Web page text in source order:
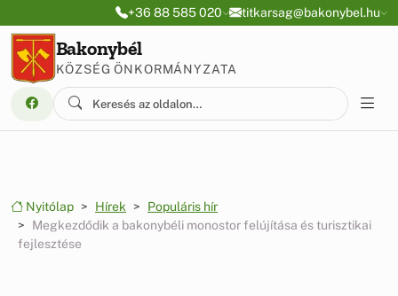
Ugrás a menüre
Ugrás a tartalomra+36 88 585 020 titkarsag@bakonybel.hu
Bakonybél
KÖZSÉG ÖNKORMÁNYZATA
Nyitólap Hírek
Populáris hír
Megkezdődik a bakonybéli monostor felújítása és turisztikai
fejlesztése